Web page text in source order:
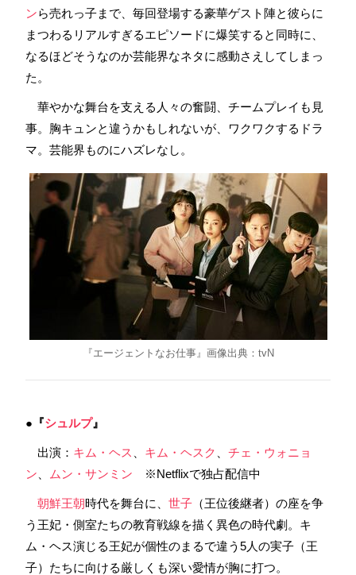
ンら売れっ子まで、毎回登場する豪華ゲスト陣と彼らに
まつわるリアルすぎるエピソードに爆笑すると同時に、
なるほどそうなのか芸能界なネタに感動さえしてしまっ
た。
華やかな舞台を支える人々の奮闘、チームプレイも見
事。胸キュンと違うかもしれないが、ワクワクするドラ
マ。芸能界ものにハズレなし。
『エージェントなお仕事』画像出典：tvN
●『シュルプ』
出演： キム・ヘス キム・ヘスク
チェ・ウォニョ
ン
ムン・サンミン ※Netflixで独占配信中
朝鮮王朝時代を舞台に、 世子 （王位後継者）の座を争
う王妃・側室たちの教育戦線を描く異色の時代劇。キ
ム・ヘス演じる王妃が個性のまるで違う5人の実子（王
子）たちに向ける厳しくも深い愛情が胸に打つ。